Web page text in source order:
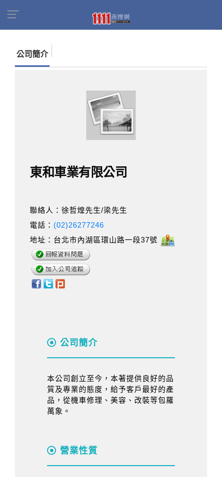
公司簡介
東和車業有限公司
聯絡人：徐哲煌先生/梁先生
電話： (02)26277246
地址：台北市內湖區環山路一段37號
公司簡介
本公司創立至今，本著提供良好的品
質及專業的態度，給予客戶最好的產
品，從機車修理、美容、改裝等包羅
萬象。
營業性質